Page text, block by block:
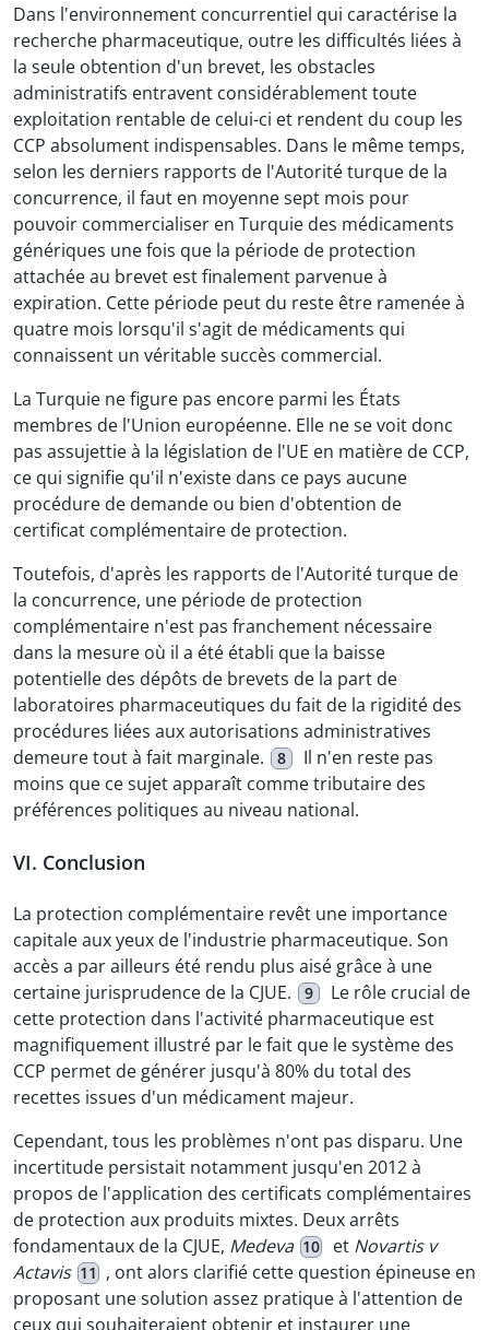
Dans l'environnement concurrentiel qui caractérise la
recherche pharmaceutique, outre les difficultés liées à
la seule obtention d'un brevet, les obstacles
administratifs entravent considérablement toute
exploitation rentable de celui-ci et rendent du coup les
CCP absolument indispensables. Dans le même temps,
selon les derniers rapports de l'Autorité turque de la
concurrence, il faut en moyenne sept mois pour
pouvoir commercialiser en Turquie des médicaments
génériques une fois que la période de protection
attachée au brevet est finalement parvenue à
expiration. Cette période peut du reste être ramenée à
quatre mois lorsqu'il s'agit de médicaments qui
connaissent un véritable succès commercial.
La Turquie ne figure pas encore parmi les États
membres de l'Union européenne. Elle ne se voit donc
pas assujettie à la législation de l'UE en matière de CCP,
ce qui signifie qu'il n'existe dans ce pays aucune
procédure de demande ou bien d'obtention de
certificat complémentaire de protection.
Toutefois, d'après les rapports de l'Autorité turque de
la concurrence, une période de protection
complémentaire n'est pas franchement nécessaire
dans la mesure où il a été établi que la baisse
potentielle des dépôts de brevets de la part de
laboratoires pharmaceutiques du fait de la rigidité des
procédures liées aux autorisations administratives
demeure tout à fait marginale.
8
Il n'en reste pas
moins que ce sujet apparaît comme tributaire des
préférences politiques au niveau national.
VI. Conclusion
La protection complémentaire revêt une importance
capitale aux yeux de l'industrie pharmaceutique. Son
accès a par ailleurs été rendu plus aisé grâce à une
certaine jurisprudence de la CJUE.
9
Le rôle crucial de
cette protection dans l'activité pharmaceutique est
magnifiquement illustré par le fait que le système des
CCP permet de générer jusqu'à 80% du total des
recettes issues d'un médicament majeur.
Cependant, tous les problèmes n'ont pas disparu. Une
incertitude persistait notamment jusqu'en 2012 à
propos de l'application des certificats complémentaires
de protection aux produits mixtes. Deux arrêts
fondamentaux de la CJUE, Medeva 10 et Novartis v
Actavis 11 , ont alors clarifié cette question épineuse en
proposant une solution assez pratique à l'attention de
ceux qui souhaiteraient obtenir et instaurer une